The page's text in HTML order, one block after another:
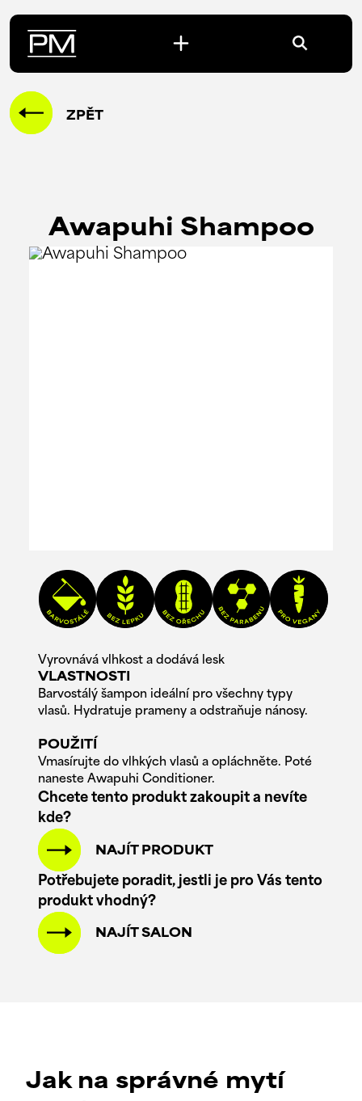
ZPĚT
Awapuhi Shampoo
Vyrovnává vlhkost a dodává lesk
VLASTNOSTI
Barvostálý šampon ideální pro všechny typy
vlasů. Hydratuje prameny a odstraňuje nánosy.
POUŽITÍ
Vmasírujte do vlhkých vlasů a opláchněte. Poté
naneste Awapuhi Conditioner.
Chcete tento produkt zakoupit a nevíte
kde?
NAJÍT PRODUKT
Potřebujete poradit, jestli je pro Vás tento
produkt vhodný?
NAJÍT SALON
Jak na správné mytí